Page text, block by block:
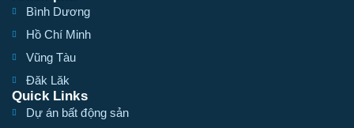
Bình Dương
Hồ Chí Minh
Vũng Tàu
Đăk Lăk
Quick Links
Dự án bất động sản